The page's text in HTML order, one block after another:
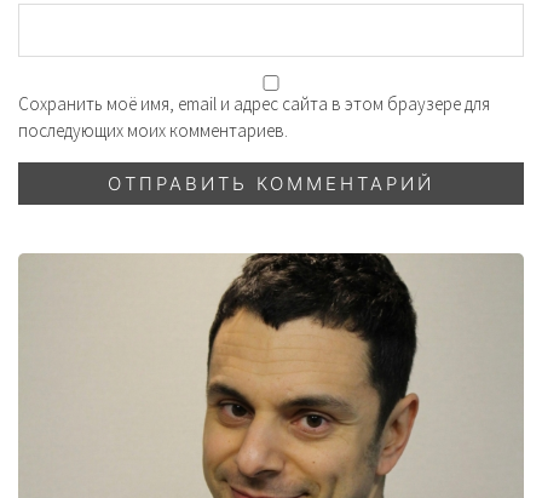
Сохранить моё имя, email и адрес сайта в этом браузере для
последующих моих комментариев.